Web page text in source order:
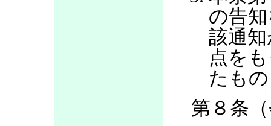
の告
該通
点を
たも
第８条